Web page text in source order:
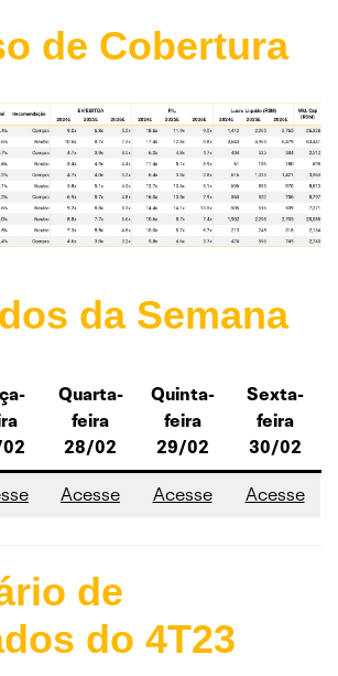
de Cobertura
da Semana
Quarta-
feira
28/02
Quinta-
feira
29/02
Sexta-
feira
30/02
Acesse Acesse Acesse
de
do 4T23